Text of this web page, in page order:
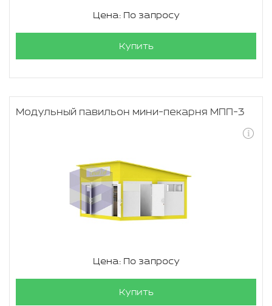
Цена: По запросу
Купить
Модульный павильон мини-пекарня МПП-3
Цена: По запросу
Купить